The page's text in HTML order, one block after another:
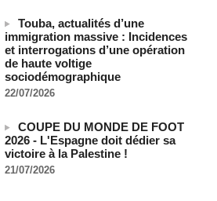
nationale : Yaël Braun-Pivet se dit
concernant le nouveau pavillon
» à Gaza, les forces israéliennes
(UNICEF)
président du Sénat, moins de trois
pouvoir
Touba, actualités d’une
immigration massive : Incidences
et interrogations d’une opération
de haute voltige
sociodémographique
22/07/2026
COUPE DU MONDE DE FOOT
2026 - L'Espagne doit dédier sa
victoire à la Palestine !
21/07/2026